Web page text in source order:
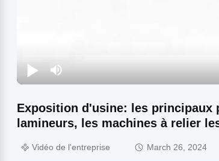
Exposition d'usine: les principaux
lamineurs, les machines à relier
Vidéo de l'entreprise March 26, 2024